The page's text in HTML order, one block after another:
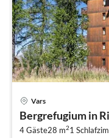
Vars
Bergrefugium in
4 Gäste28 m21